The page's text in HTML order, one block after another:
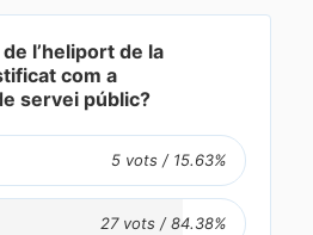
l’heliport de la
com a
servei públic?